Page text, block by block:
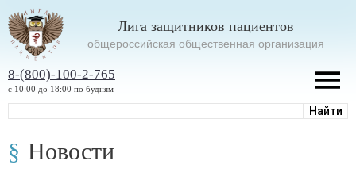
Лига защитников пациентов
oбщероссийская общественная организация
8-(800)-100-2-765
с 10:00 до 18:00 по будням
Новости